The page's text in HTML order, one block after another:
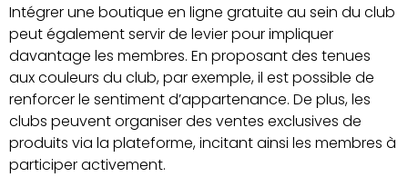
Intégrer une boutique en ligne gratuite au sein du club
peut également servir de levier pour impliquer
davantage les membres. En proposant des tenues
aux couleurs du club, par exemple, il est possible de
renforcer le sentiment d’appartenance. De plus, les
clubs peuvent organiser des ventes exclusives de
produits via la plateforme, incitant ainsi les membres à
participer activement.